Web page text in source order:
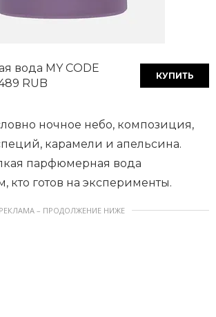
вода MY CODE
RUB
КУПИТЬ
ночное небо, композиция,
карамели и апельсина.
парфюмерная вода
кто готов на эксперименты.
РЕКЛАМА – ПРОДОЛЖЕНИЕ НИЖЕ